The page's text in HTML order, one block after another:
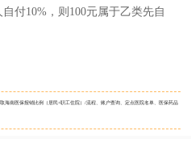
付10%，则100元属于乙类先自
海南医保报销比例（居民+职工住院）/流程、账户查询、定点医院名单、医保药品